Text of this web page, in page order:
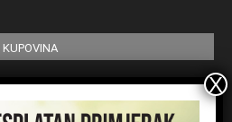
KUPOVINA